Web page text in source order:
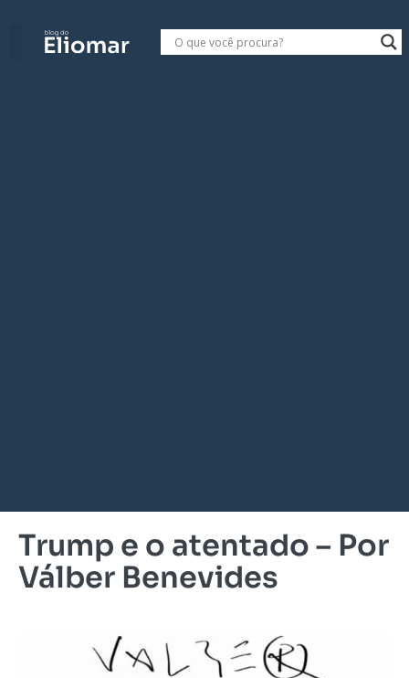
Trump e o atentado – Por
Válber Benevides